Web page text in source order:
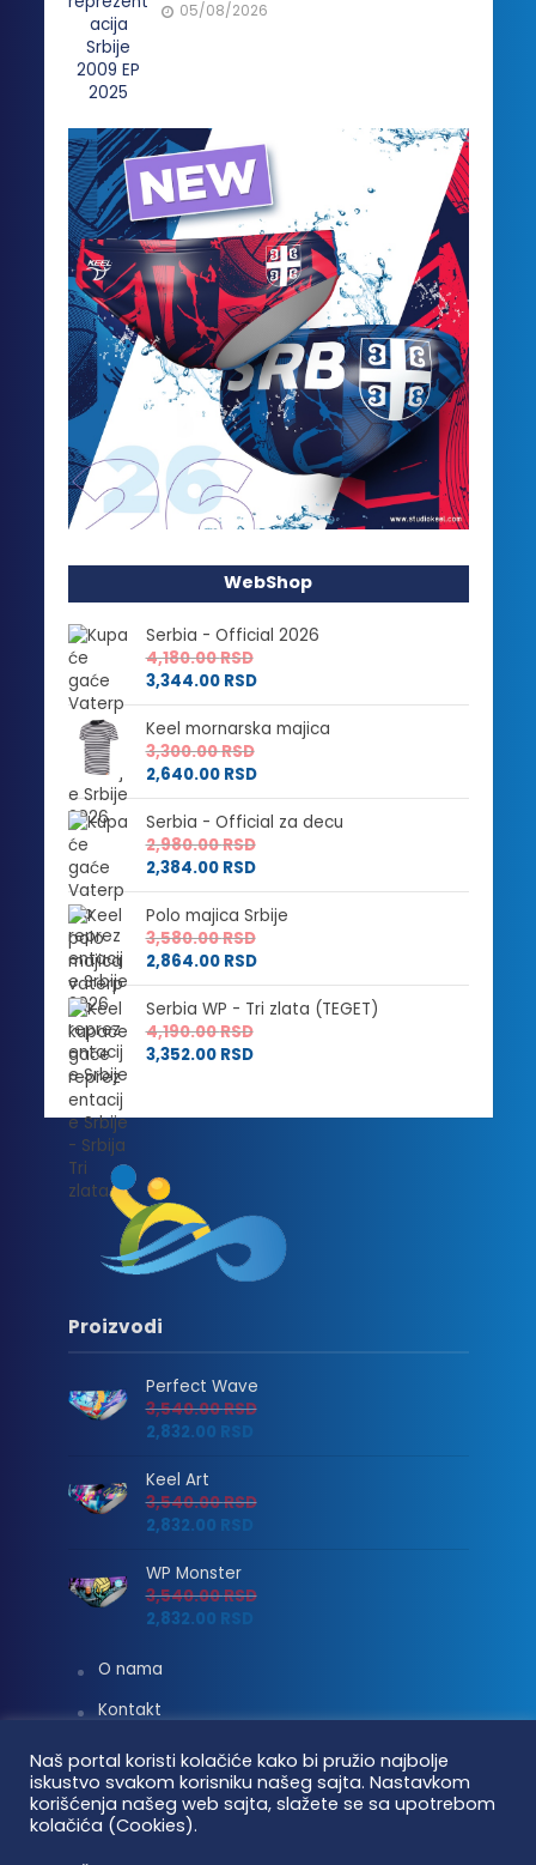
05/08/2026
WebShop
Serbia - Official 2026
4,180.00RSD
3,344.00 RSD
Keel mornarska majica
3,300.00RSD
2,640.00 RSD
Serbia - Official za decu
2,980.00RSD
2,384.00 RSD
Polo majica Srbije
3,580.00RSD
2,864.00 RSD
Serbia WP - Tri zlata (TEGET)
4,190.00RSD
3,352.00 RSD
Proizvodi
Perfect Wave
3,540.00RSD
2,832.00 RSD
Keel Art
3,540.00RSD
2,832.00 RSD
WP Monster
3,540.00RSD
2,832.00 RSD
O nama
Kontakt
Uslovi korišćenja
Isporuka i plaćanje
Linkovi
Naš portal koristi kolačiće kako bi pružio najbolje
iskustvo svakom korisniku našeg sajta. Nastavkom
korišćenja našeg web sajta, slažete se sa upotrebom
kolačića (Cookies).